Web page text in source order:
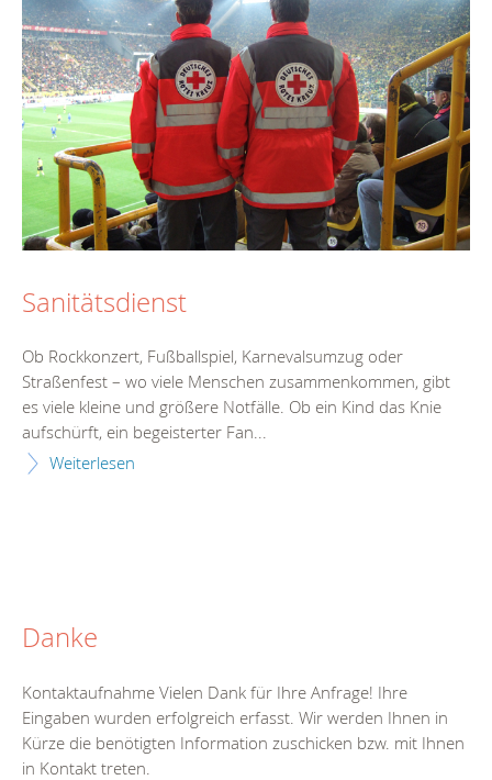
Sanitätsdienst
Ob Rockkonzert, Fußballspiel, Karnevalsumzug oder
Straßenfest – wo viele Menschen zusammenkommen, gibt
es viele kleine und größere Notfälle. Ob ein Kind das Knie
aufschürft, ein begeisterter Fan...
Weiterlesen
Danke
Kontaktaufnahme Vielen Dank für Ihre Anfrage! Ihre
Eingaben wurden erfolgreich erfasst. Wir werden Ihnen in
Kürze die benötigten Information zuschicken bzw. mit Ihnen
in Kontakt treten.